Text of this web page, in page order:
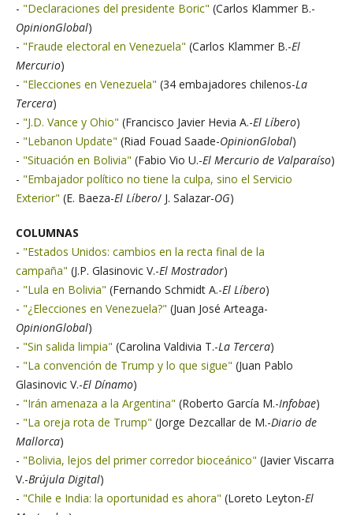
- "Declaraciones del presidente Boric" (Carlos Klammer B.-
OpinionGlobal)
- "Fraude electoral en Venezuela" (Carlos Klammer B.-El
Mercurio)
- "Elecciones en Venezuela" (34 embajadores chilenos-La
Tercera)
- "J.D. Vance y Ohio" (Francisco Javier Hevia A.-El Líbero)
- "Lebanon Update" (Riad Fouad Saade-OpinionGlobal)
- "Situación en Bolivia" (Fabio Vio U.-El Mercurio de Valparaíso)
- "Embajador político no tiene la culpa, sino el Servicio
Exterior" (E. Baeza-El Líbero/ J. Salazar-OG)
COLUMNAS
- "Estados Unidos: cambios en la recta final de la
campaña" (J.P. Glasinovic V.-El Mostrador)
- "Lula en Bolivia" (Fernando Schmidt A.-El Líbero)
- "¿Elecciones en Venezuela?" (Juan José Arteaga-
OpinionGlobal)
- "Sin salida limpia" (Carolina Valdivia T.-La Tercera)
- "La convención de Trump y lo que sigue" (Juan Pablo
Glasinovic V.-El Dínamo)
- "Irán amenaza a la Argentina" (Roberto García M.-Infobae)
- "La oreja rota de Trump" (Jorge Dezcallar de M.-Diario de
Mallorca)
- "Bolivia, lejos del primer corredor bioceánico" (Javier Viscarra
V.-Brújula Digital)
- "Chile e India: la oportunidad es ahora" (Loreto Leyton-El